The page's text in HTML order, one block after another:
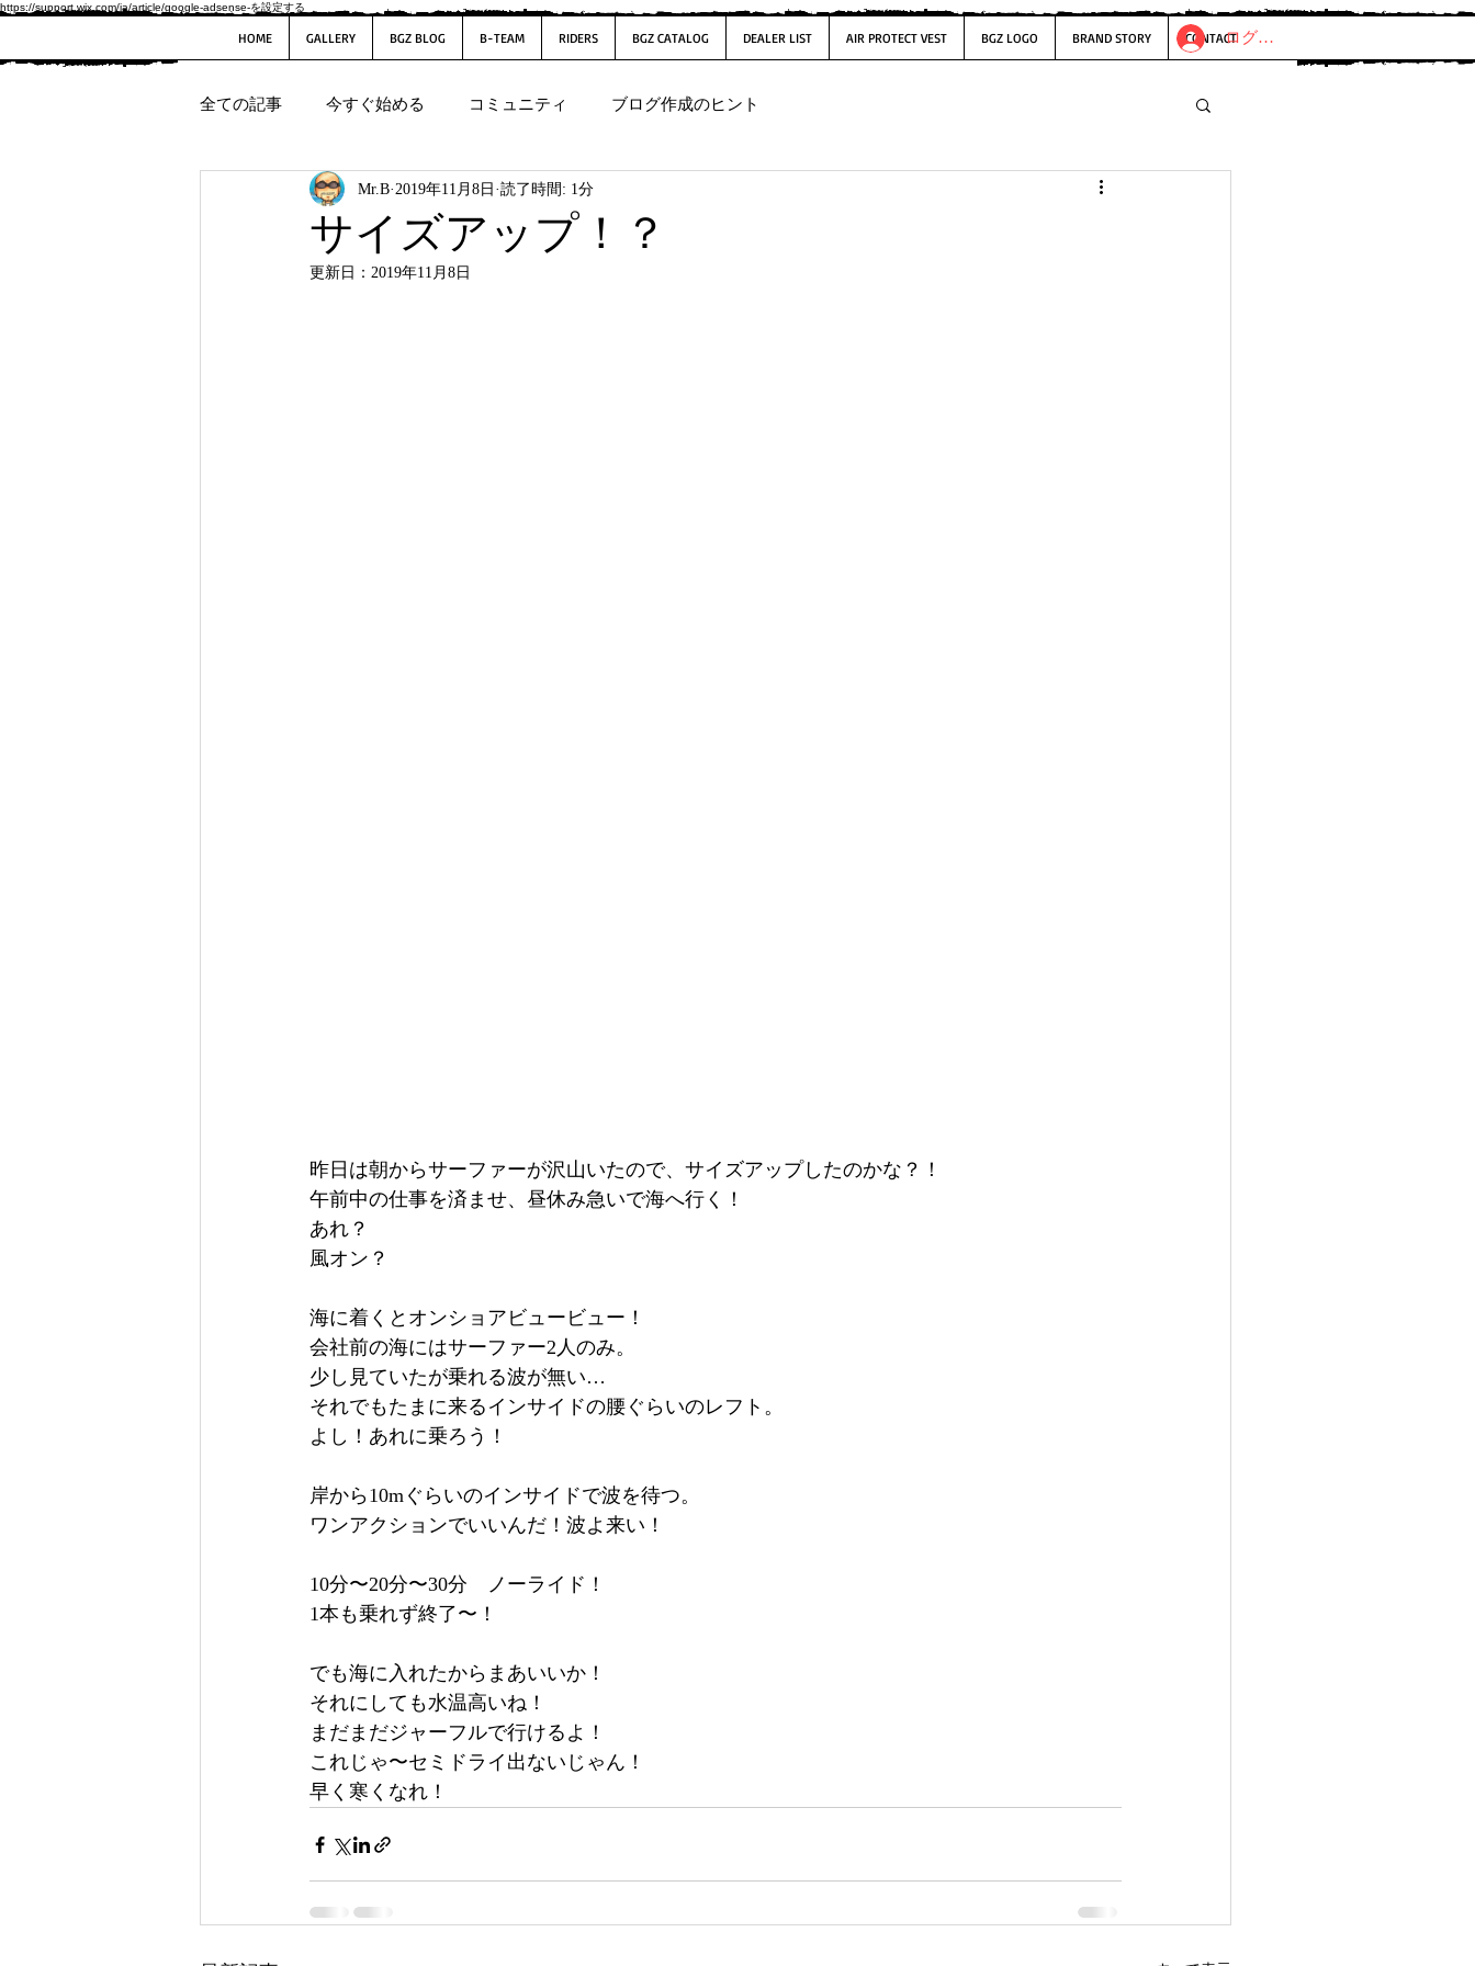
https://support.wix.com/ja/article/google-adsense-を設定する
HOME GALLERY BGZ BLOG B-TEAM RIDERS BGZ CATALOG DEALER LIST AIR PROTECT VEST BGZ LOGO BRAND STORY CONTACTログイン
全ての記事 今すぐ始める コミュニティ ブログ作成のヒント
サイズアップ！？
Mr.B 2019年11月8日 読了時間: 1分
更新日： 2019年11月8日
昨日は朝からサーファーが沢山いたので、サイズアップしたのかな？！
午前中の仕事を済ませ、昼休み急いで海へ行く！
あれ？
風オン？
海に着くとオンショアビュービュー！
会社前の海にはサーファー2人のみ。
少し見ていたが乗れる波が無い…
それでもたまに来るインサイドの腰ぐらいのレフト。
よし！あれに乗ろう！
岸から10mぐらいのインサイドで波を待つ。
ワンアクションでいいんだ！波よ来い！
10分〜20分〜30分　ノーライド！
1本も乗れず終了〜！
でも海に入れたからまあいいか！
それにしても水温高いね！
まだまだジャーフルで行けるよ！
これじゃ〜セミドライ出ないじゃん！
早く寒くなれ！